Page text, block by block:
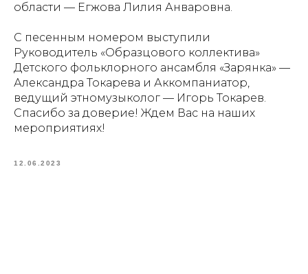
области — Егжова Лилия Анваровна.
С песенным номером выступили
Руководитель «Образцового коллектива»
Детского фольклорного ансамбля «Зарянка» —
Александра Токарева и Аккомпаниатор,
ведущий этномузыколог — Игорь Токарев.
Спасибо за доверие! Ждем Вас на наших
мероприятиях!
12.06.2023